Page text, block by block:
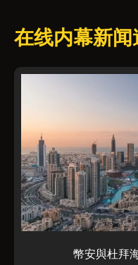
在线内幕新闻
幣安與杜拜